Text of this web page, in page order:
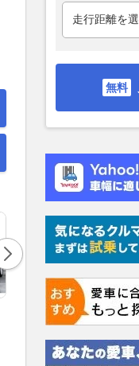
ロータス エヴォーラ
エヴォーラ
支払総額
万円